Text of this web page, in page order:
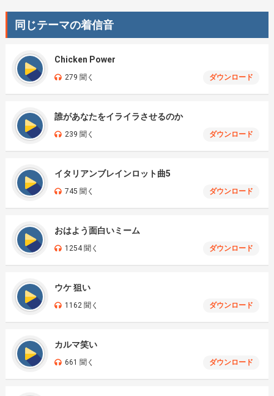
同じテーマの着信音
Chicken Power
279 聞く ダウンロード
誰があなたをイライラさせるのか
239 聞く ダウンロード
イタリアンブレインロット曲5
745 聞く ダウンロード
おはよう面白いミーム
1254 聞く ダウンロード
ウケ 狙い
1162 聞く ダウンロード
カルマ笑い
661 聞く ダウンロード